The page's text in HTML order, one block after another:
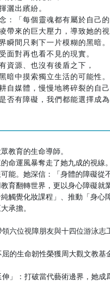
灑出繽紛。
：「每個靈魂都有屬於自己
帶來的巨大壓力，導致她的
瞬間只剩下一片模糊的黑暗。
面對再也看不見的現實。
資源、也沒有後盾之下，
暗中摸索獨立生活的可能性。
自媒體，慢慢地將碎裂的自
否有障礙，我們都能選擇成為
教育的生命導師。
命運風暴奪走了她九成的視
能。她深信：「身體的障礙從
育翻轉世界，更以身心障礙
觸覺化妝課程」、推動「身
承擔。
六位視障朋友與十四位游泳
的生命韌性榮獲周大觀文教
」：打破當代藝術邊界，她